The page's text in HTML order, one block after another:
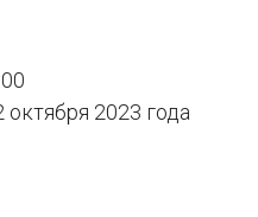
2023 года